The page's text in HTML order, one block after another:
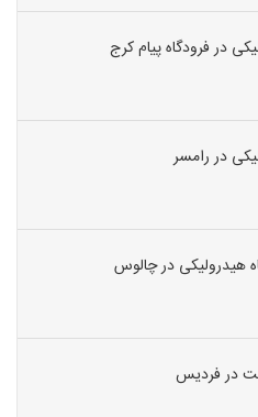
در فرودگاه پیام کرج
در رامسر
هیدرولیکی در چالوس
در فردیس